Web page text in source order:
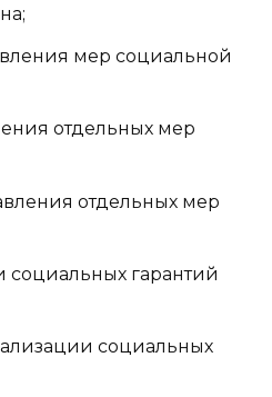
мер социальной
отдельных мер
отдельных мер
социальных гарантий
социальных